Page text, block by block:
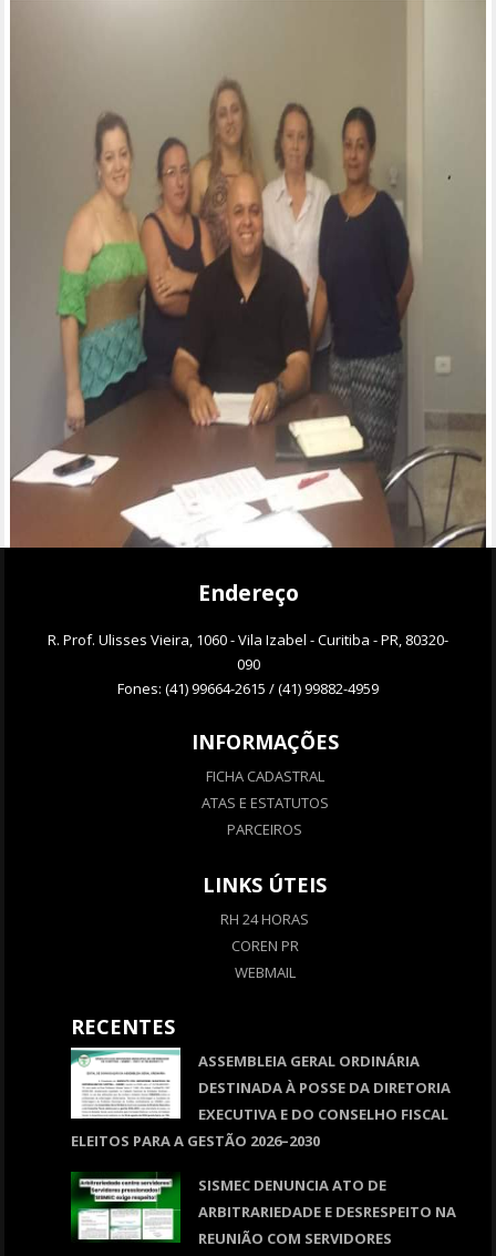
Endereço
R. Prof. Ulisses Vieira, 1060 - Vila Izabel - Curitiba - PR, 80320-
090
Fones: (41) 99664-2615 / (41) 99882-4959
INFORMAÇÕES
FICHA CADASTRAL
ATAS E ESTATUTOS
PARCEIROS
LINKS ÚTEIS
RH 24 HORAS
COREN PR
WEBMAIL
RECENTES
ASSEMBLEIA GERAL ORDINÁRIA
DESTINADA À POSSE DA DIRETORIA
EXECUTIVA E DO CONSELHO FISCAL
ELEITOS PARA A GESTÃO 2026–2030
SISMEC DENUNCIA ATO DE
ARBITRARIEDADE E DESRESPEITO NA
REUNIÃO COM SERVIDORES